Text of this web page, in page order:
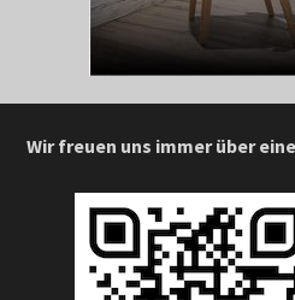
Wir freuen uns immer über